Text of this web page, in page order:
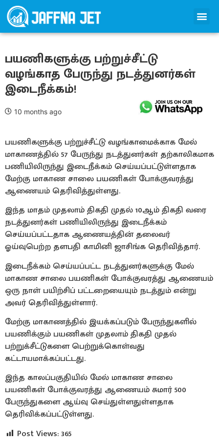
பயணிகளுக்கு பற்றுச்சீட்டு
வழங்காத பேருந்து நடத்துனர்கள்
இடைநீக்கம்!
10 months ago
பயணிகளுக்கு பற்றுச்சீட்டு வழங்காமைக்காக மேல்
மாகாணத்தில் 57 பேருந்து நடத்துனர்கள் தற்காலிகமாக
பணியிலிருந்து இடைநீக்கம் செய்யப்பட்டுள்ளதாக
மேற்கு மாகாண சாலை பயணிகள் போக்குவரத்து
ஆணையம் தெரிவித்துள்ளது.
இந்த மாதம் முதலாம் திகதி முதல் 10ஆம் திகதி வரை
நடத்துனர்கள் பணியிலிருந்து இடைநீக்கம்
செய்யப்பட்டதாக ஆணையத்தின் தலைவர்
ஓய்வுபெற்ற தளபதி காமினி ஜாசிங்க தெரிவித்தார்.
இடைநீக்கம் செய்யப்பட்ட நடத்துனர்களுக்கு மேல்
மாகாண சாலை பயணிகள் போக்குவரத்து ஆணையம்
ஒரு நாள் பயிற்சிப் பட்டறையையும் நடத்தும் என்று
அவர் தெரிவித்துள்ளார்.
மேற்கு மாகாணத்தில் இயக்கப்படும் பேருந்துகளில்
பயணிக்கும் பயணிகள் முதலாம் திகதி முதல்
பற்றுக்சீட்டுகளை பெற்றுக்கொள்வது
கட்டாயமாக்கப்பட்டது.
இந்த காலப்பகுதியில் மேல் மாகாண சாலை
பயணிகள் போக்குவரத்து ஆணையம் சுமார் 500
பேருந்துகளை ஆய்வு செய்துள்ளதுள்ளதாக
தெரிவிக்கப்பட்டுள்ளது.
Post Views:365